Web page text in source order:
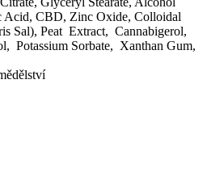
Acid, CBD, Zinc Oxide, Colloidal
Sal), Peat Extract, Cannabigerol,
Potassium Sorbate, Xanthan Gum,